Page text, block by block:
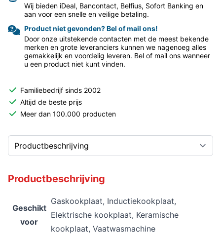
Wij bieden iDeal, Bancontact, Belfius, Sofort Banking en
aan voor een snelle en veilige betaling.
Product niet gevonden? Bel of mail ons!
Door onze uitstekende contacten met de meest bekende
merken en grote leveranciers kunnen we nagenoeg alles
gemakkelijk en voordelig leveren. Bel of mail ons wanneer
u een product niet kunt vinden.
Familiebedrijf sinds 2002
Altijd de beste prijs
Meer dan 100.000 producten
Productbeschrijving
Geschikt
voor
Gaskookplaat, Inductiekookplaat,
Elektrische kookplaat, Keramische
kookplaat, Vaatwasmachine